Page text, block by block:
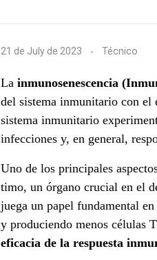
D
e
s
a
f
í
o
I
21 de July de 2023 Técnico
La inmunosenescencia
del sistema inmunitario con el
sistema inmunitario
infecciones y, en general,
Uno de los principales
timo, un órgano crucial en el
juega un papel fundamental
y produciendo menos células
eficacia de la respuesta